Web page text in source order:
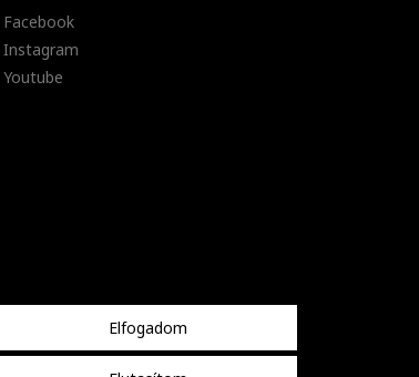
Elfogadom
Facebook
Instagram
Youtube